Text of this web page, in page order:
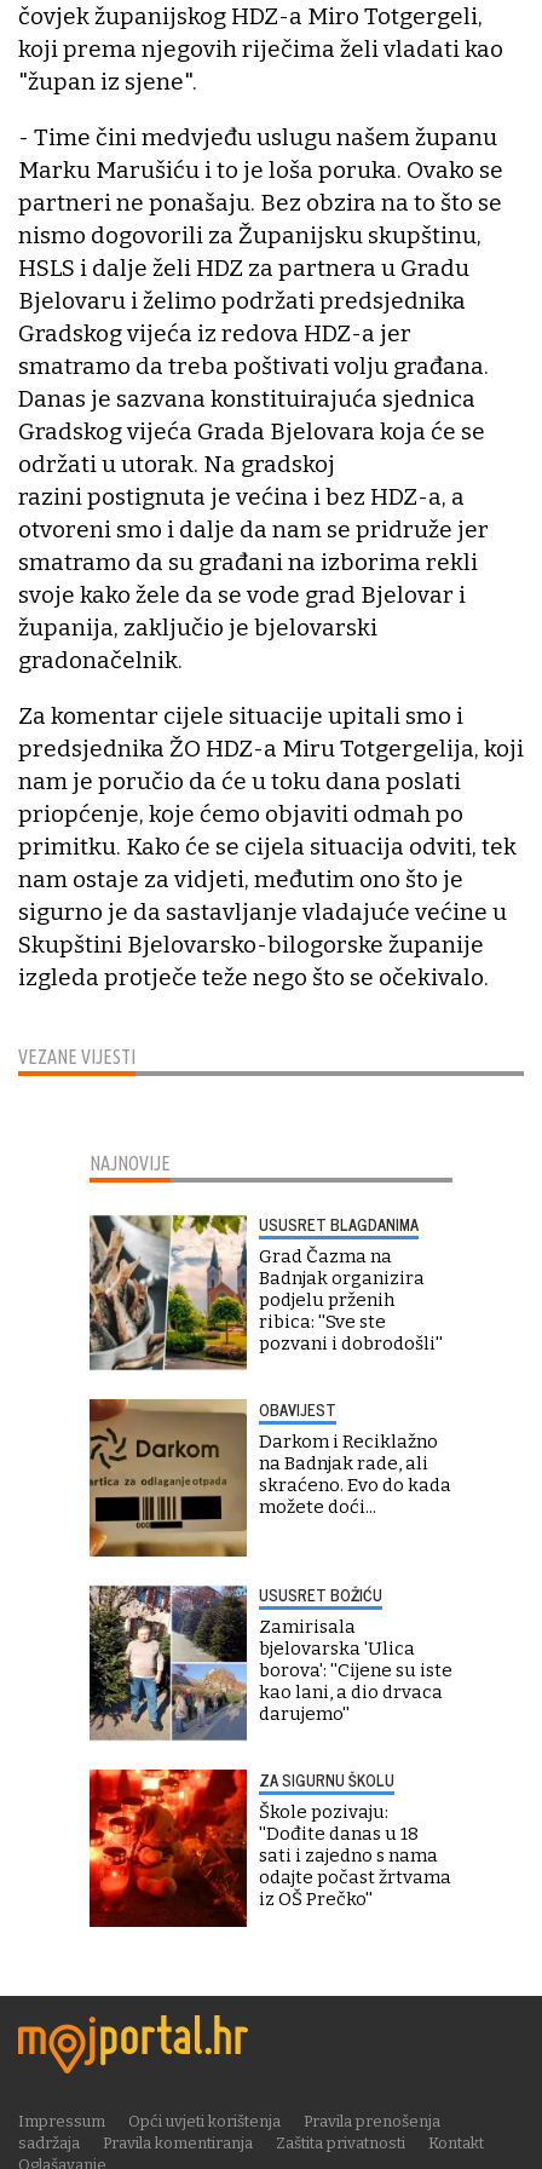
VEZANE VIJESTI
čovjek županijskog HDZ-a Miro Totgergeli,
koji prema njegovih riječima želi vladati kao
"župan iz sjene".
- Time čini medvjeđu uslugu našem županu
Marku Marušiću i to je loša poruka. Ovako se
partneri ne ponašaju. Bez obzira na to što se
nismo dogovorili za Županijsku skupštinu,
HSLS i dalje želi HDZ za partnera u Gradu
Bjelovaru i želimo podržati predsjednika
Gradskog vijeća iz redova HDZ-a jer
smatramo da treba poštivati volju građana.
Danas je sazvana konstituirajuća sjednica
Gradskog vijeća Grada Bjelovara koja će se
održati u utorak. Na gradskoj
razini postignuta je većina i bez HDZ-a, a
otvoreni smo i dalje da nam se pridruže jer
smatramo da su građani na izborima rekli
svoje kako žele da se vode grad Bjelovar i
županija, zaključio je bjelovarski
gradonačelnik.
Za komentar cijele situacije upitali smo i
predsjednika ŽO HDZ-a Miru Totgergelija, koji
nam je poručio da će u toku dana poslati
priopćenje, koje ćemo objaviti odmah po
primitku. Kako će se cijela situacija odviti, tek
nam ostaje za vidjeti, međutim ono što je
sigurno je da sastavljanje vladajuće većine u
Skupštini Bjelovarsko-bilogorske županije
izgleda protječe teže nego što se očekivalo.
NAJNOVIJE
USUSRET BLAGDANIMA
Grad Čazma na
Badnjak organizira
podjelu prženih
ribica: ''Sve ste
pozvani i dobrodošli''
OBAVIJEST
Darkom i Reciklažno
na Badnjak rade, ali
skraćeno. Evo do kada
možete doći...
USUSRET BOŽIĆU
Zamirisala
bjelovarska 'Ulica
borova': ''Cijene su iste
kao lani, a dio drvaca
darujemo''
ZA SIGURNU ŠKOLU
Škole pozivaju:
''Dođite danas u 18
sati i zajedno s nama
odajte počast žrtvama
iz OŠ Prečko''
Impressum Opći uvjeti korištenja
Pravila prenošenja
sadržaja
Pravila komentiranja Zaštita privatnosti
Kontakt
Oglašavanje